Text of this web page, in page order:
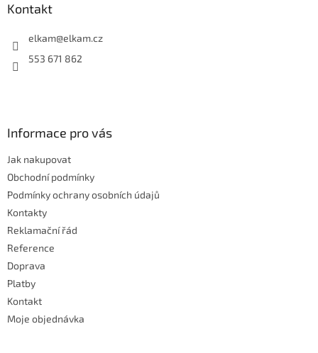
Kontakt
elkam@elkam.cz
553 671 862
Informace pro vás
Jak nakupovat
Obchodní podmínky
Podmínky ochrany osobních údajů
Kontakty
Reklamační řád
Reference
Doprava
Platby
Kontakt
Moje objednávka